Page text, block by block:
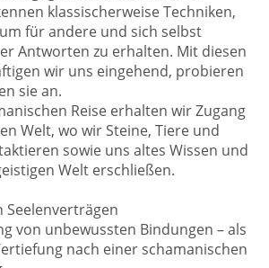
klassischerweise Techniken,
für andere und sich selbst
Antworten zu erhalten. Mit diesen
wir uns eingehend, probieren
sie an.
Reise erhalten wir Zugang
Welt, wo wir Steine, Tiere und
sowie uns altes Wissen und
Welt erschließen.
Seelenverträgen
von unbewussten Bindungen – als
nach einer schamanischen